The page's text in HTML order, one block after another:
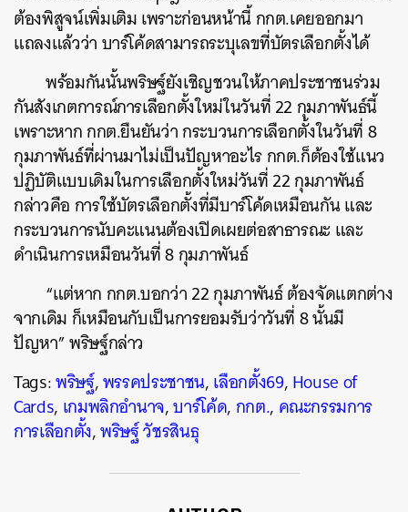
ต้องพิสูจน์เพิ่มเติม เพราะก่อนหน้านี้ กกต.เคยออกมา
แถลงแล้วว่า บาร์โค้ดสามารถระบุเลขที่บัตรเลือกตั้งได้
พร้อมกันนั้นพริษฐ์ยังเชิญชวนให้ภาคประชาชนร่วม
กันสังเกตการณ์การเลือกตั้งใหม่ในวันที่ 22 กุมภาพันธ์นี้
เพราะหาก กกต.ยืนยันว่า กระบวนการเลือกตั้งในวันที่ 8
กุมภาพันธ์ที่ผ่านมาไม่เป็นปัญหาอะไร กกต.ก็ต้องใช้แนว
ปฏิบัติแบบเดิมในการเลือกตั้งใหม่วันที่ 22 กุมภาพันธ์
กล่าวคือ การใช้บัตรเลือกตั้งที่มีบาร์โค้ดเหมือนกัน และ
กระบวนการนับคะแนนต้องเปิดเผยต่อสาธารณะ และ
ดำเนินการเหมือนวันที่ 8 กุมภาพันธ์
“แต่หาก กกต.บอกว่า 22 กุมภาพันธ์ ต้องจัดแตกต่าง
จากเดิม ก็เหมือนกับเป็นการยอมรับว่าวันที่ 8 นั้นมี
ปัญหา” พริษฐ์กล่าว
Tags:พริษฐ์,พรรคประชาชน,เลือกตั้ง69,House of
Cards, เกมพลิกอำนาจ,บาร์โค้ด,กกต., คณะกรรมการ
การเลือกตั้ง,พริษฐ์ วัชรสินธุ
ค้นหา
SHARE TWEET LINE EMAIL